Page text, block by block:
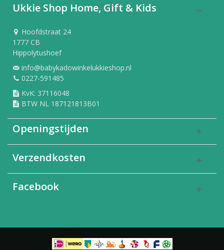
Ukkie Shop Home, Gift & Kids
Hoofdstraat 24
1777 CB
Hippolytushoef
info@babykadowinkelukkieshop.nl
0227-591485
KvK: 37116048
BTW NL 187121813B01
Openingstijden
Verzendkosten
Facebook